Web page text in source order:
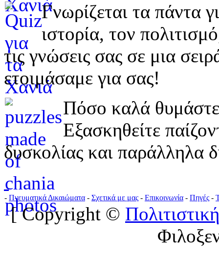
Γνωρίζεται τα πάντα
ιστορία, τον
τις γνώσεις σας σε μια
ετοιμάσαμε για σας!
Πόσο καλά
Εξασκηθείτε
δυσκολίας και παράλληλα
- Πνευματικά Δικαιώματα - Σχετικά με μας - Επικοινωνία - Πηγές -
[ Copyright ©